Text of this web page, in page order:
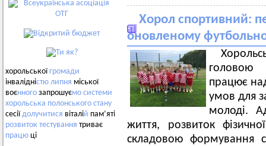
хорольськоїгромади
інвалідністю липня міської
воєнного запрошуємо системи
хорольська полонського стану
сесіїдолучитися віталій пам’яті
розвиток тестування триває
працю ці
Хорол спортивний:
оновленому
головою
працює
умов для
молоді.
життя, розвиток
складовою формування